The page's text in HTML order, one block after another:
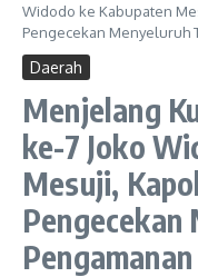
Widodo ke Kabupaten
Pengecekan Menyeluruh
Daerah
Menjelang
ke-7 Joko
Mesuji,
Pengamanan